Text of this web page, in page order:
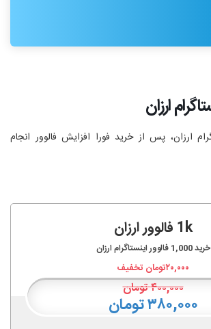
ارزان
ارزان، پس از خرید فورا افزایش فالوور انجام‌
1k فالوور ارزان
خرید1,000 فالوور اینستاگرام ارزان
۲۰,۰۰۰تومان تخفیف
۴۰۰,۰۰۰تومان
۳۸۰,۰۰۰ تومان